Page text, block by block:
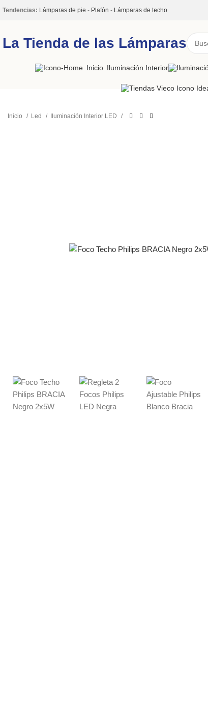
Tendencias: Lámparas de pie - Plafón - Lámparas de techo
La Tienda de las Lámparas
Inicio Iluminación Interior
Inicio Led Iluminación Interior LED